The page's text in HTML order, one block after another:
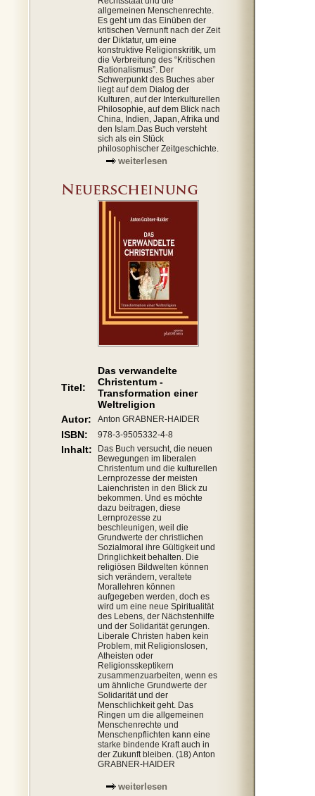
allgemeinen Menschenrechte.
Es geht um das Einüben der
kritischen Vernunft nach der Zeit
der Diktatur, um eine
konstruktive Religionskritik, um
die Verbreitung des “Kritischen
Rationalismus”. Der
Schwerpunkt des Buches aber
liegt auf dem Dialog der
Kulturen, auf der Interkulturellen
Philosophie, auf dem Blick nach
China, Indien, Japan, Afrika und
den Islam.Das Buch versteht
sich als ein Stück
philosophischer Zeitgeschichte.
weiterlesen
Titel:
Das verwandelte
Christentum -
Transformation einer
Weltreligion
Autor:
Anton GRABNER-HAIDER
ISBN: 978-3-9505332-4-8
Inhalt:
Das Buch versucht, die neuen
Bewegungen im liberalen
Christentum und die kulturellen
Lernprozesse der meisten
Laienchristen in den Blick zu
bekommen. Und es möchte
dazu beitragen, diese
Lernprozesse zu
beschleunigen, weil die
Grundwerte der christlichen
Sozialmoral ihre Gültigkeit und
Dringlichkeit behalten. Die
religiösen Bildwelten können
sich verändern, veraltete
Morallehren können
aufgegeben werden, doch es
wird um eine neue Spiritualität
des Lebens, der Nächstenhilfe
und der Solidarität gerungen.
Liberale Christen haben kein
Problem, mit Religionslosen,
Atheisten oder
Religionsskeptikern
zusammenzuarbeiten, wenn es
um ähnliche Grundwerte der
Solidarität und der
Menschlichkeit geht. Das
Ringen um die allgemeinen
Menschenrechte und
Menschenpflichten kann eine
starke bindende Kraft auch in
der Zukunft bleiben. (18) Anton
GRABNER-HAIDER
weiterlesen